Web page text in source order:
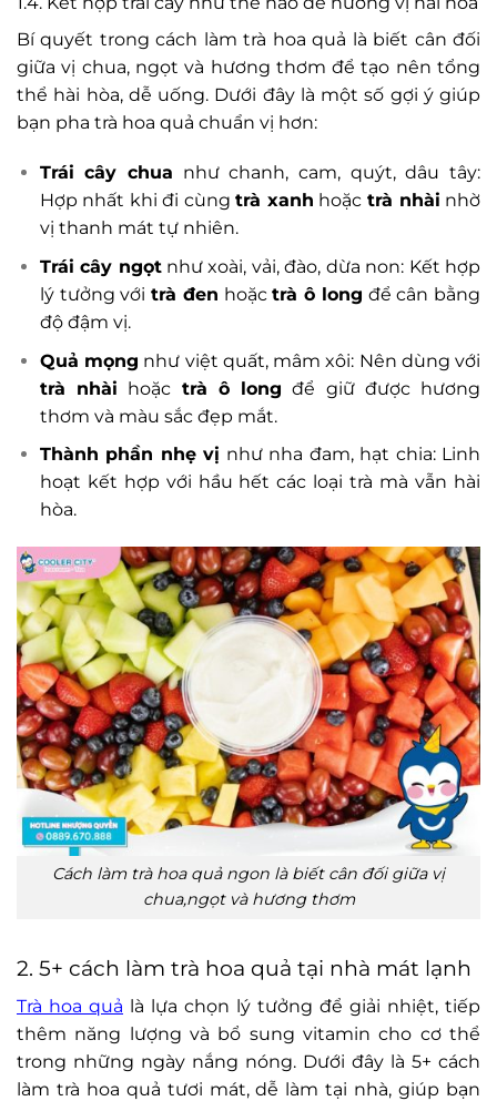
Bí quyết trong cách làm trà hoa quả là biết cân đối
giữa vị chua, ngọt và hương thơm để tạo nên tổng
thể hài hòa, dễ uống. Dưới đây là một số gợi ý giúp
bạn pha trà hoa quả chuẩn vị hơn:
Trái cây chua như chanh, cam, quýt, dâu tây:
Hợp nhất khi đi cùngtrà xanh hoặc trà nhài nhờ
vị thanh mát tự nhiên.
Trái cây ngọtnhư xoài, vải, đào, dừa non: Kết hợp
lý tưởng vớitrà đen hoặctrà ô long để cân bằng
độ đậm vị.
Quả mọng như việt quất, mâm xôi: Nên dùng với
trà nhài hoặc trà ô long để giữ được hương
thơm và màu sắc đẹp mắt.
Thành phần nhẹ vị như nha đam, hạt chia: Linh
hoạt kết hợp với hầu hết các loại trà mà vẫn hài
hòa.
Cách làm trà hoa quả ngon là biết cân đối giữa vị
chua,ngọt và hương thơm
2. 5+ cách làm trà hoa quả tại nhà mát lạnh
Trà hoa quả là lựa chọn lý tưởng để giải nhiệt, tiếp
thêm năng lượng và bổ sung vitamin cho cơ thể
trong những ngày nắng nóng. Dưới đây là 5+ cách
làm trà hoa quả tươi mát, dễ làm tại nhà, giúp bạn